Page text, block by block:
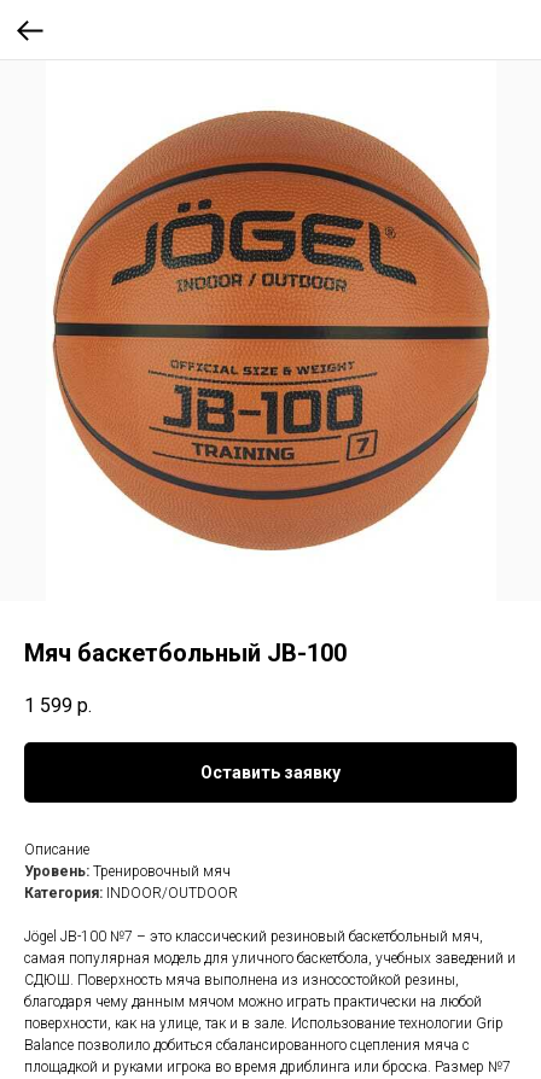
Мяч баскетбольный JB-100
1 599 р.
Оставить заявку
Описание
Уровень: Тренировочный мяч
Категория: INDOOR/OUTDOOR
Jögel JB-100 №7 – это классический резиновый баскетбольный мяч,
самая популярная модель для уличного баскетбола, учебных заведений и
СДЮШ. Поверхность мяча выполнена из износостойкой резины,
благодаря чему данным мячом можно играть практически на любой
поверхности, как на улице, так и в зале. Использование технологии Grip
Balance позволило добиться сбалансированного сцепления мяча с
площадкой и руками игрока во время дриблинга или броска. Размер №7